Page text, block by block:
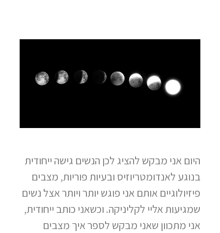
היום אני מבקש להציג לכן הנשים גישה ייחודית
בנוגע לאנדומטריוזיס ובעיות פוריות, מצבים
פיזיולוגיים אותם אני פוגש יותר ויותר אצל נשים
שמגיעות אליי לקליניקה. וכשאני כותב ייחודית,
אני מתכוון שאני מבקש לספר איך מצבים